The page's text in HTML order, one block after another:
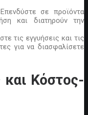
Επενδύστε σε προϊόντα
και διατηρούν την
τις εγγυήσεις και τις
για να διασφαλίσετε
Κόστος-